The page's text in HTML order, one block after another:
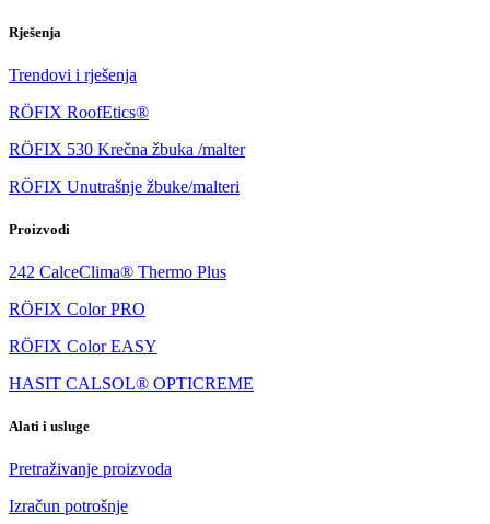
Rješenja
Trendovi i rješenja
RÖFIX RoofEtics®
RÖFIX 530 Krečna žbuka /malter
RÖFIX Unutrašnje žbuke/malteri
Proizvodi
242 CalceClima® Thermo Plus
RÖFIX Color PRO
RÖFIX Color EASY
HASIT CALSOL® OPTICREME
Alati i usluge
Pretraživanje proizvoda
Izračun potrošnje